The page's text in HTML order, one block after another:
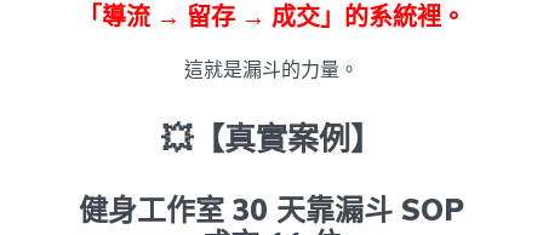
「導流 → 留存 → 成交」的系統裡。
這就是漏斗的力量。
💥【真實案例】
健身工作室 30 天靠漏斗 SOP